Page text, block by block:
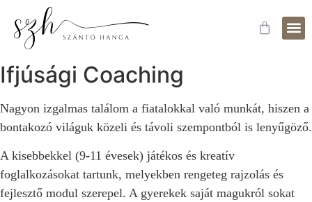
Ifjúsági Coaching
Nagyon izgalmas találom a fiatalokkal való munkát, hiszen a
bontakozó világuk közeli és távoli szempontból is lenyűgöző.
A kisebbekkel (9-11 évesek) játékos és kreatív
foglalkozásokat tartunk, melyekben rengeteg rajzolás és
fejlesztő modul szerepel. A gyerekek saját magukról sokat